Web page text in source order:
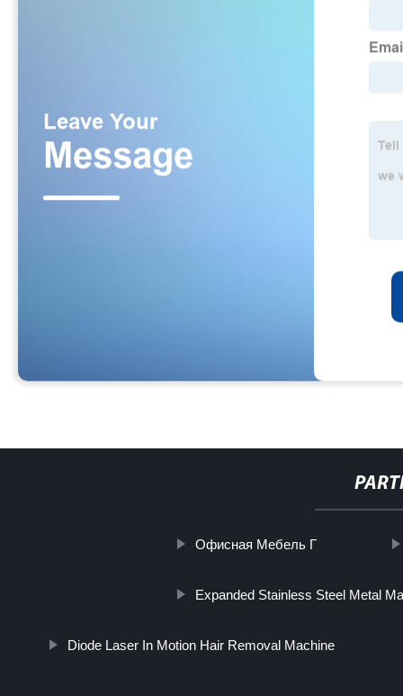
Офисная Мебель Г
Expanded Stainless Steel Metal
Diode Laser In Motion Hair Removal Machine